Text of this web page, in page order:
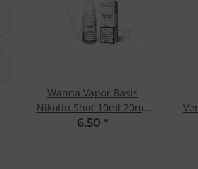
Wanna Vapor Basis
Nikotin Shot 10ml 20mg
- 50/50
6,50 *